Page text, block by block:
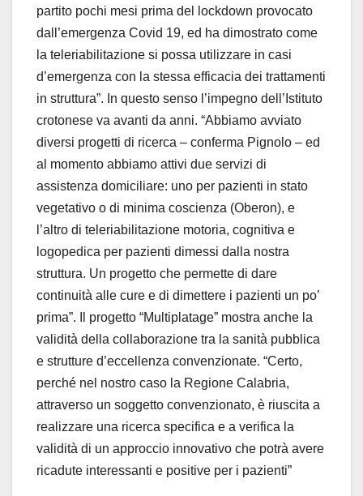
partito pochi mesi prima del lockdown provocato
dall’emergenza Covid 19, ed ha dimostrato come
la teleriabilitazione si possa utilizzare in casi
d’emergenza con la stessa efficacia dei trattamenti
in struttura”. In questo senso l’impegno dell’Istituto
crotonese va avanti da anni. “Abbiamo avviato
diversi progetti di ricerca – conferma Pignolo – ed
al momento abbiamo attivi due servizi di
assistenza domiciliare: uno per pazienti in stato
vegetativo o di minima coscienza (Oberon), e
l’altro di teleriabilitazione motoria, cognitiva e
logopedica per pazienti dimessi dalla nostra
struttura. Un progetto che permette di dare
continuità alle cure e di dimettere i pazienti un po’
prima”. Il progetto “Multiplatage” mostra anche la
validità della collaborazione tra la sanità pubblica
e strutture d’eccellenza convenzionate. “Certo,
perché nel nostro caso la Regione Calabria,
attraverso un soggetto convenzionato, è riuscita a
realizzare una ricerca specifica e a verifica la
validità di un approccio innovativo che potrà avere
ricadute interessanti e positive per i pazienti”